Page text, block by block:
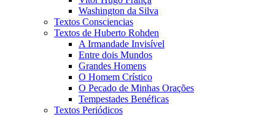
Washington da Silva
Textos Consciencias
Textos de Huberto Rohden
A Irmandade Invisível
Entre dois Mundos
Grandes Homens
O Homem Crístico
O Pecado de Minhas Orações
Tempestades Benéficas
Textos Periódicos